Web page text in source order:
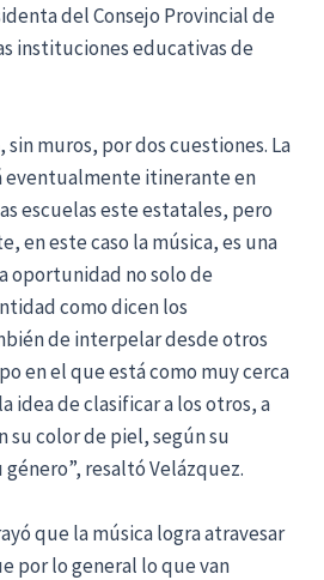
del Consejo Provincial de
instituciones educativas de
sin muros, por dos cuestiones. La
eventualmente itinerante en
escuelas este estatales, pero
en este caso la música, es una
oportunidad no solo de
como dicen los
de interpelar desde otros
en el que está como muy cerca
idea de clasificar a los otros, a
su color de piel, según su
resaltó Velázquez.
que la música logra atravesar
por lo general lo que van